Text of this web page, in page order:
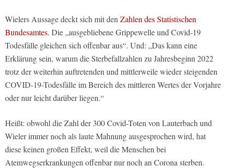
Wielers Aussage deckt sich mit den Zahlen des Statistischen
Bundesamtes. Die „ausgebliebene Grippewelle und Covid-19
Todesfälle gleichen sich offenbar aus“. Und: „Das kann eine
Erklärung sein, warum die Sterbefallzahlen zu Jahresbeginn 2022
trotz der weiterhin auftretenden und mittlerweile wieder steigenden
COVID-19-Todesfälle im Bereich des mittleren Wertes der Vorjahre
oder nur leicht darüber liegen.“
Heißt: obwohl die Zahl der 300 Covid-Toten von Lauterbach und
Wieler immer noch als laute Mahnung ausgesprochen wird, hat
diese keinen großen Effekt, weil die Menschen bei
Atemwegserkrankungen offenbar nur noch an Corona sterben.